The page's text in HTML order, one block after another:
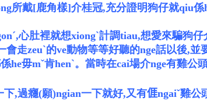
所戴[鹿角樣]介桂冠,充分證明狗仔就qiu
心肚裡就想xiongˋ計調tiau,想愛來騙狗
會走zeuˋ的ve動物等等好聽的nge話以後,
he毋mˇ肯henˋ。當時在cai場介nge有雞公
,過癮(願)ngian一下就好,又有𠊎ngaiˇ雞公